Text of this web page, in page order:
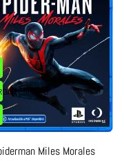
CARRITO
Miles Morales